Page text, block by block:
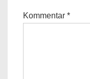
Kommentar *